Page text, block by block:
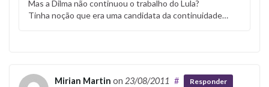
Mas a Dilma não continuou o trabalho do Lula?
Tinha noção que era uma candidata da continuidade…
Mirian Martin on 23/08/2011 # Responder